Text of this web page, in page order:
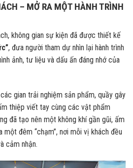
– MỞ RA MỘT HÀNH TRÌNH
không gian sự kiện đã được thiết kế
, đưa người tham dự nhìn lại hành trình
ảnh, tư liệu và dấu ấn đáng nhớ của
gian trải nghiệm sản phẩm, quầy gây
thiệp viết tay cùng các vật phẩm
đã tạo nên một không khí gần gũi, ấm
đêm “chạm”, nơi mỗi vị khách đều
cảm nhận.